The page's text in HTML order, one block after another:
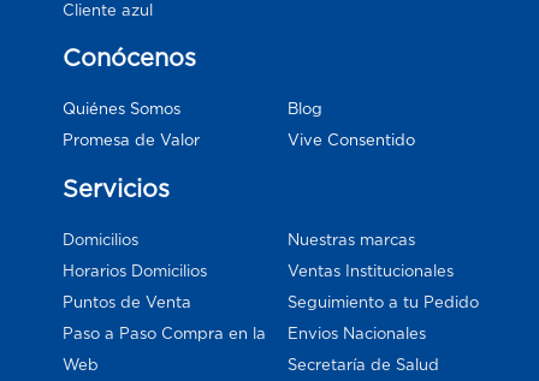
Cliente azul
Conócenos
Quiénes Somos
Promesa de Valor
Blog
Vive Consentido
Servicios
Domicilios
Horarios Domicilios
Puntos de Venta
Paso a Paso Compra en la
Web
Nuestras marcas
Ventas Institucionales
Seguimiento a tu Pedido
Envios Nacionales
Secretaría de Salud